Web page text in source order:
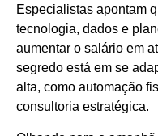
Especialistas apontam
tecnologia, dados e
aumentar o salário em
segredo está em se
alta, como automação
consultoria estratégica.